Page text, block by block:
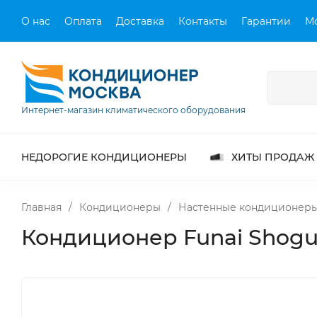
О нас Оплата Доставка Контакты Гарантии
Интернет-магазин климатического оборудования
НЕДОРОГИЕ КОНДИЦИОНЕРЫ ХИТЫ ПРОДАЖ
Главная / Кондиционеры / Настенные
Кондиционер Funai